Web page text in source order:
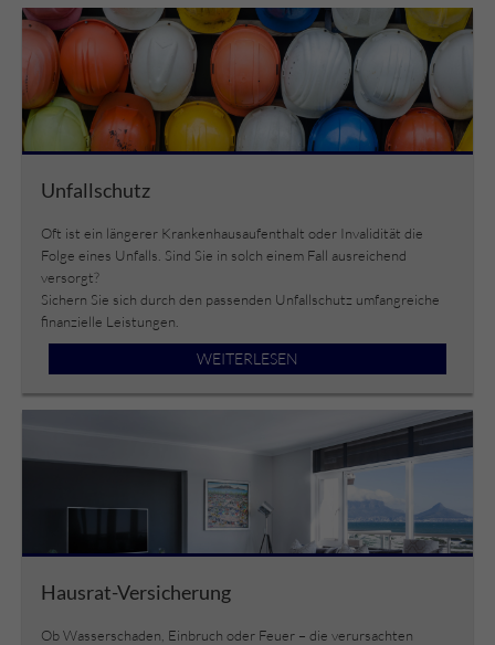
Unfallschutz
Oft ist ein längerer Krankenhausaufenthalt oder Invalidität die
Folge eines Unfalls. Sind Sie in solch einem Fall ausreichend
versorgt?
Sichern Sie sich durch den passenden Unfallschutz umfangreiche
finanzielle Leistungen.
WEITERLESEN
Hausrat-Versicherung
Ob Wasserschaden, Einbruch oder Feuer – die verursachten